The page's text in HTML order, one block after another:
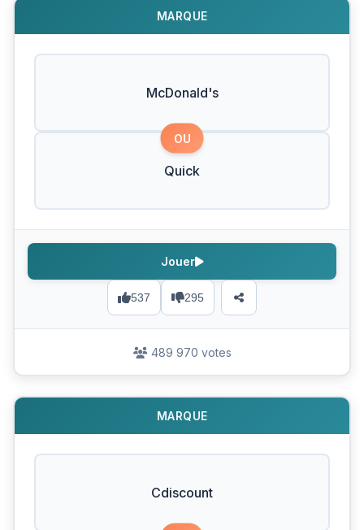
MARQUE
McDonald's
OU
Quick
537 295
Jouer
489 970 votes
MARQUE
Cdiscount